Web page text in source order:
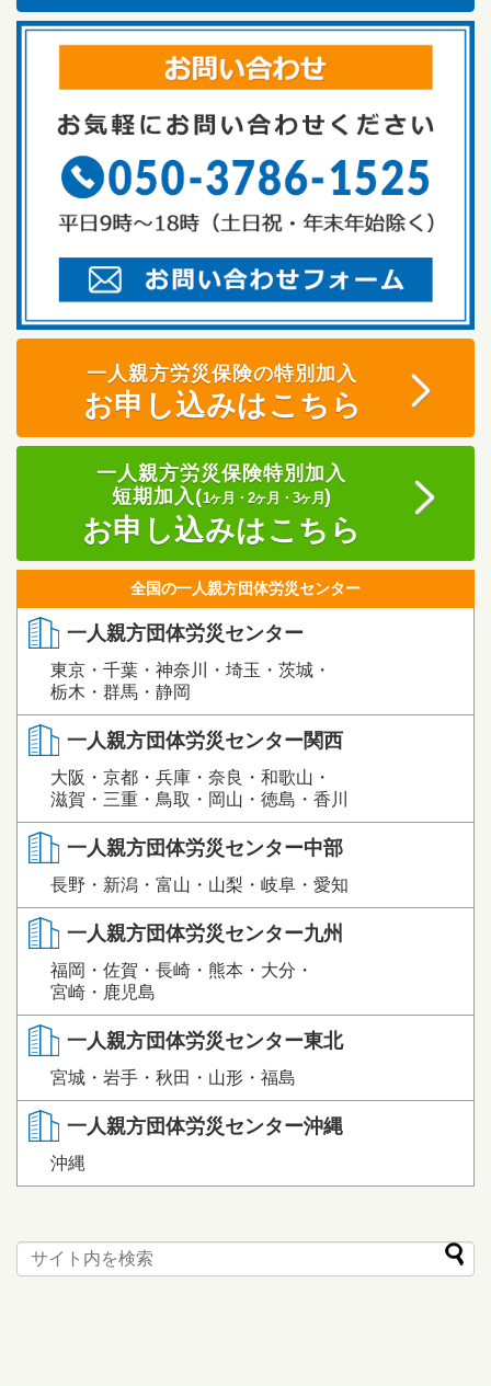
一人親方労災保険の特別加入
お申し込みはこちら
一人親方労災保険特別加入
短期加入(1ヶ月・2ヶ月・3ヶ月)
お申し込みはこちら
全国の一人親方団体労災センター
一人親方団体労災センター
東京・千葉・神奈川・埼玉・茨城・
栃木・群馬・静岡
一人親方団体労災センター関西
大阪・京都・兵庫・奈良・和歌山・
滋賀・三重・鳥取・岡山・徳島・香川
一人親方団体労災センター中部
長野・新潟・富山・山梨・岐阜・愛知
一人親方団体労災センター九州
福岡・佐賀・長崎・熊本・大分・
宮崎・鹿児島
一人親方団体労災センター東北
宮城・岩手・秋田・山形・福島
一人親方団体労災センター沖縄
沖縄